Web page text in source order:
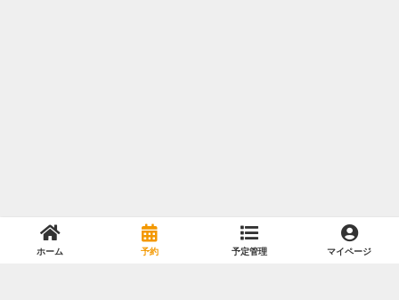
ホーム 予約 予定管理 マイページ